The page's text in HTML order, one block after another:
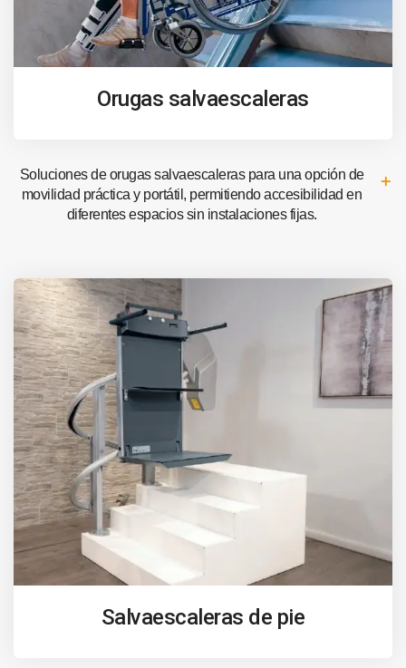
Orugas salvaescaleras
Soluciones de orugas salvaescaleras para una opción de
movilidad práctica y portátil, permitiendo accesibilidad en
diferentes espacios sin instalaciones fijas.
Salvaescaleras de pie